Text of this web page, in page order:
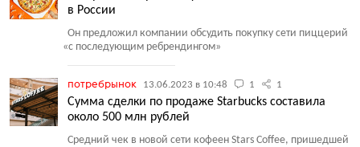
в России
Он предложил компании обсудить покупку сети пиццерий
«с последующим ребрендингом»
потребрынок 13.06.2023 в 10:48 1 1
Сумма сделки по продаже Starbucks составила
около 500 млн рублей
Средний чек в новой сети кофеен Stars Coffee, пришедшей